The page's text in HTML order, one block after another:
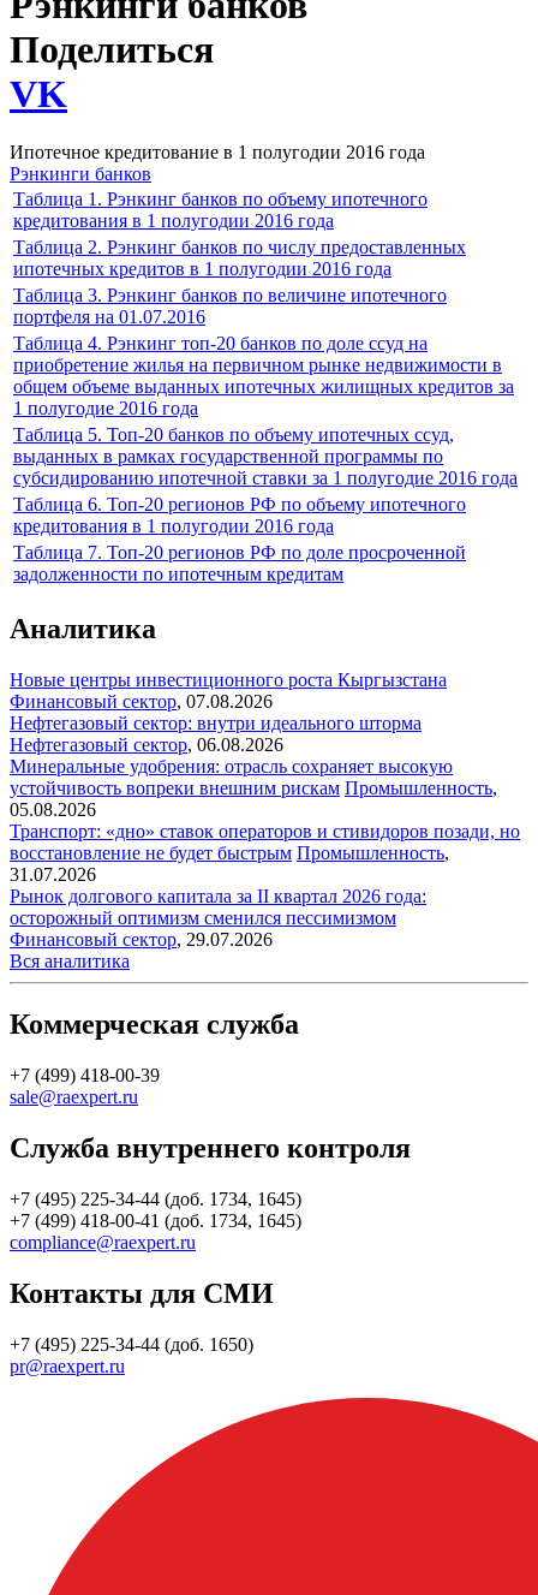
Поделиться
VK
Ипотечное кредитование в 1 полугодии 2016 года
Рэнкинги банков
Таблица 1. Рэнкинг банков по объему ипотечного
кредитования в 1 полугодии 2016 года
Таблица 2. Рэнкинг банков по числу предоставленных
ипотечных кредитов в 1 полугодии 2016 года
Таблица 3. Рэнкинг банков по величине ипотечного
портфеля на 01.07.2016
Таблица 4. Рэнкинг топ-20 банков по доле ссуд на
приобретение жилья на первичном рынке недвижимости в
общем объеме выданных ипотечных жилищных кредитов за
1 полугодие 2016 года
Таблица 5. Топ-20 банков по объему ипотечных ссуд,
выданных в рамках государственной программы по
субсидированию ипотечной ставки за 1 полугодие 2016 года
Таблица 6. Топ-20 регионов РФ по объему ипотечного
кредитования в 1 полугодии 2016 года
Таблица 7. Топ-20 регионов РФ по доле просроченной
задолженности по ипотечным кредитам
Аналитика
Новые центры инвестиционного роста Кыргызстана
Финансовый сектор, 07.08.2026
Нефтегазовый сектор: внутри идеального шторма
Нефтегазовый сектор, 06.08.2026
Минеральные удобрения: отрасль сохраняет высокую
устойчивость вопреки внешним рискам Промышленность,
05.08.2026
Транспорт: «дно» ставок операторов и стивидоров позади, но
восстановление не будет быстрым Промышленность,
31.07.2026
Рынок долгового капитала за II квартал 2026 года:
осторожный оптимизм сменился пессимизмом
Финансовый сектор, 29.07.2026
Вся аналитика
Коммерческая служба
+7 (499) 418-00-39
sale@raexpert.ru
Служба внутреннего контроля
+7 (495) 225-34-44 (доб. 1734, 1645)
+7 (499) 418-00-41 (доб. 1734, 1645)
compliance@raexpert.ru
Контакты для СМИ
+7 (495) 225-34-44 (доб. 1650)
pr@raexpert.ru